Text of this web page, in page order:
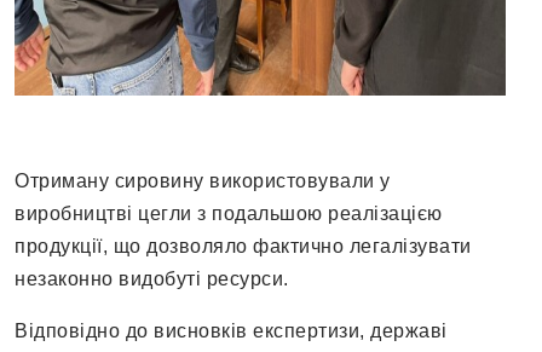
Отриману сировину використовували у
виробництві цегли з подальшою реалізацією
продукції, що дозволяло фактично легалізувати
незаконно видобуті ресурси.
Відповідно до висновків експертизи, державі